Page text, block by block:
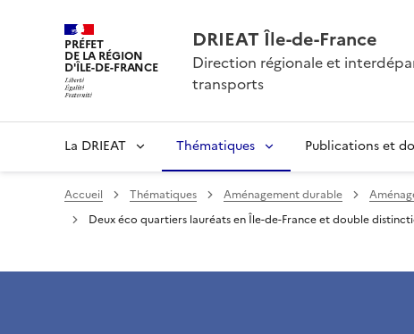
PRÉFET
DE LA RÉGION
D'ÎLE-DE-FRANCE
DRIEAT Île-de-France
Direction régionale et
transports
La DRIEAT Thématiques Publications et
Accueil Thématiques Aménagement durable
Deux éco quartiers lauréats en Île-de-France et double